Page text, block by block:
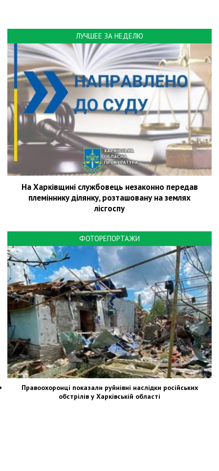
ЛУЧШЕЕ ЗА НЕДЕЛЮ
На Харківщині службовець незаконно передав
племіннику ділянку, розташовану на землях
лісгоспу
ФОТОРЕПОРТАЖИ
Правоохоронці показали руйнівні наслідки російських
обстрілів у Харківській області